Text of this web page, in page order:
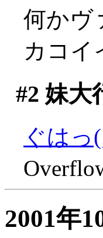
何かヴ
カコイ
#2 妹大
ぐはっ
2001年